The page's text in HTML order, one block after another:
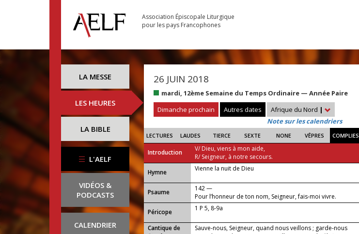
Association Épiscopale Liturgique
pour les pays Francophones
LA MESSE
LES HEURES
LA BIBLE
L'AELF
VIDÉOS &
PODCASTS
CALENDRIER
26 JUIN 2018
mardi, 12ème Semaine du Temps Ordinaire — Année Paire
Dimanche prochain
Autres dates Afrique du Nord |
Note sur les calendriers
LECTURES LAUDES TIERCE SEXTE NONE VÊPRES COMPLIES
Introduction
V/ Dieu, viens à mon aide,
R/ Seigneur, à notre secours.
...
Hymne Vienne la nuit de Dieu
Psaume
142 —
Pour l’honneur de ton nom, Seigneur, fais-moi vivre.
Péricope
1 P 5, 8-9a
Cantique de
Sauve-nous, Seigneur, quand nous veillons ; garde-nous